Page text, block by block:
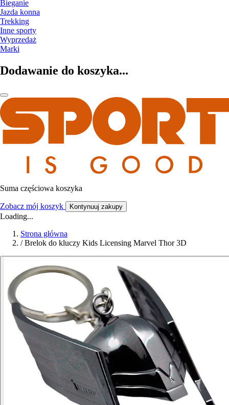
Bieganie
Jazda konna
Trekking
Inne sporty
Wyprzedaż
Marki
Dodawanie do koszyka...
Suma częściowa koszyka
Zobacz mój koszyk Kontynuuj zakupy
Loading...
Strona główna
/ Brelok do kluczy Kids Licensing Marvel Thor 3D